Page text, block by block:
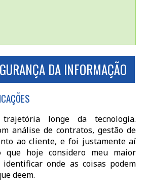
DA INFORMAÇÃO
trajetória longe da tecnologia.
análise de contratos, gestão de
ao cliente, e foi justamente aí
que hoje considero meu maior
onde as coisas podem
deem.